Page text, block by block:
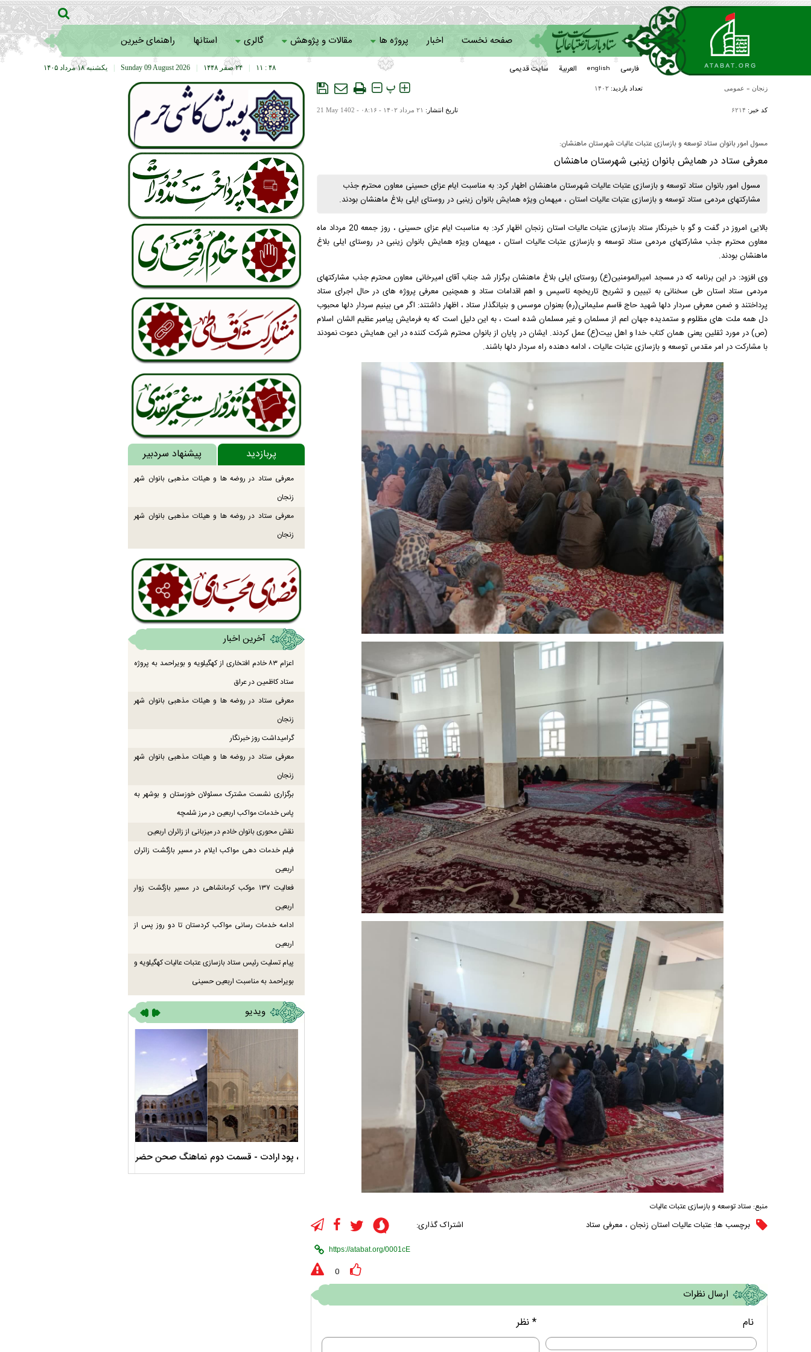
صفحه نخست اخبار پروژه ها مقالات و پژوهش گالری استانها راهنمای خیرین
سامانه خادمان فارسی english العربیة سایت قدیمی يکشنبه ۱۸ مرداد ۱۴۰۵ Sunday 09 August 2026 ۲۴ صفر ۱۴۴۸ ۴۸ : ۱۱
زنجان » عمومی تعداد بازدید:۱۴۰۲ پ
کد خبر: ۶۲۱۴ تاریخ انتشار: ۲۱ مرداد ۱۴۰۲ - ۰۸:۱۶ - 21 May 1402
مسول امور بانوان ستاد توسعه و بازسازی عتبات عالیات شهرستان ماهنشان:
معرفی ستاد در همایش بانوان زینبی شهرستان ماهنشان
مسول امور بانوان ستاد توسعه و بازسازی عتبات عالیات شهرستان ماهنشان اطهار کرد: به مناسبت ایام عزای حسینی معاون محترم جذب
مشارکتهای مردمی ستاد توسعه و بازسازی عتبات عالیات استان ، میهمان ویژه همایش بانوان زینبی در روستای ایلی بلاغ ماهنشان بودند.
بالایی امروز در گفت و گو با خبرنگار ستاد بازسازی عتبات عالیات استان زنجان اظهار کرد: به مناسبت ایام عزای حسینی ، روز جمعه 20 مرداد ماه
معاون محترم جذب مشارکتهای مردمی ستاد توسعه و بازسازی عتبات عالیات استان ، میهمان ویژه همایش بانوان زینبی در روستای ایلی بلاغ
ماهنشان بودند.
وی افزود: در این برنامه که در مسجد امیرالمومنین(ع) روستای ایلی بلاغ ماهنشان برگزار شد جناب آقای امیرخانی معاون محترم جذب مشارکتهای
مردمی ستاد استان طی سخنانی به تبیین و تشریح تاریخچه تاسیس و اهم اقدامات ستاد و همچنین معرفی پروژه های در حال اجرای ستاد
پرداختند و ضمن معرفی سردار دلها شهید حاج قاسم سلیمانی(ره) بعنوان موسس و بنیانگذار ستاد ، اظهار داشتند: اگر می بینیم سردار دلها محبوب
دل همه ملت های مظلوم و ستمدیده جهان اعم از مسلمان و غیر مسلمان شده است ، به این دلیل است که به فرمایش پیامبر عظیم الشان اسلام
(ص) در مورد ثقلین یعنی همان کتاب خدا و اهل بیت(ع) عمل کردند. ایشان در پایان از بانوان محترم شرکت کننده در این همایش دعوت نمودند
با مشارکت در امر مقدس توسعه و بازسازی عتبات عالیات ، ادامه دهنده راه سردار دلها باشند.
منبع: ستاد توسعه و بازسازی عتبات عالیات
برچسب ها: عتبات عالیات استان زنجان ، معرفی ستاد اشتراک گذاری:
0
ارسال نظرات
نام * نظر
پربازدید پیشنهاد سردبیر
معرفی ستاد در روضه ها و هیئات مذهبی بانوان شهر
زنجان
معرفی ستاد در روضه ها و هیئات مذهبی بانوان شهر
زنجان
آخرین اخبار
اعزام ۸۳ خادم افتخاری از کهگیلویه و بویراحمد به پروژه
ستاد کاظمین در عراق
معرفی ستاد در روضه ها و هیئات مذهبی بانوان شهر
زنجان
گرامیداشت روز خبرنگار
معرفی ستاد در روضه ها و هیئات مذهبی بانوان شهر
زنجان
برگزاری نشست مشترک مسئولان خوزستان و بوشهر به
پاس خدمات مواکب اربعین در مرز شلمچه
نقش محوری بانوان خادم در میزبانی از زائران اربعین
فیلم خدمات دهی مواکب ایلام در مسیر بازگشت زائران
اربعین
فعالیت ۱۳۷ موکب کرمانشاهی در مسیر بازگشت زوار
اربعین
ادامه خدمات رسانی مواکب کردستان تا دو روز پس از
اربعین
پیام تسلیت رئیس ستاد بازسازی عتبات عالیات کهگیلویه و
بویراحمد به مناسبت اربعین حسینی
ویدیو
مستند بلند - تارعشق، پود ارادت - قسمت دومنماهنگ صحن حضرت زهرا سلام الله علیها مستند بلند - تارعشق، پود ارادت - قسمت دوم نماهنگ صحن حضرت زهرا سلام الله علیها